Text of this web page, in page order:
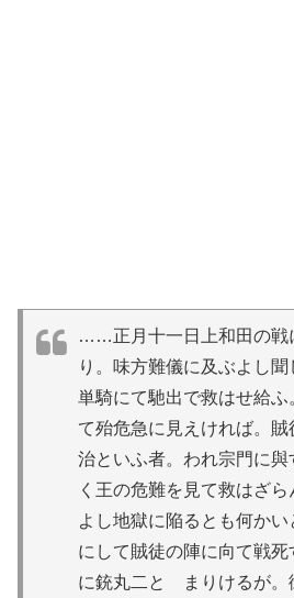
……正月十一日上和田の戦
り。味方難儀に及ぶよし
単騎にて馳出で救はせ給ふ
て殆危急に見えければ。
治といふ者。われ宗門に與
く王の危難を見て救はざら
よし地獄に陥るとも何か
にして賊徒の陣に向て戦
に銃丸二とゞまりけるが